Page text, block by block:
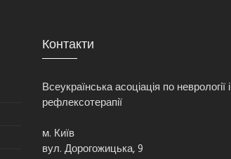
Контакти
Всеукраїнська асоціація по неврології і
рефлексотерапії
м. Київ
вул. Дорогожицька, 9